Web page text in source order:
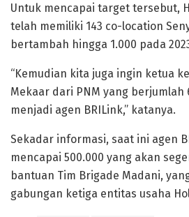
Untuk mencapai target tersebut,
telah memiliki 143 co-location
bertambah hingga 1.000 pada
“Kemudian kita juga ingin ketua
Mekaar dari PNM yang berjumlah
menjadi agen BRILink,” katanya.
Sekadar informasi, saat ini agen
mencapai 500.000 yang akan
bantuan Tim Brigade Madani,
gabungan ketiga entitas usaha